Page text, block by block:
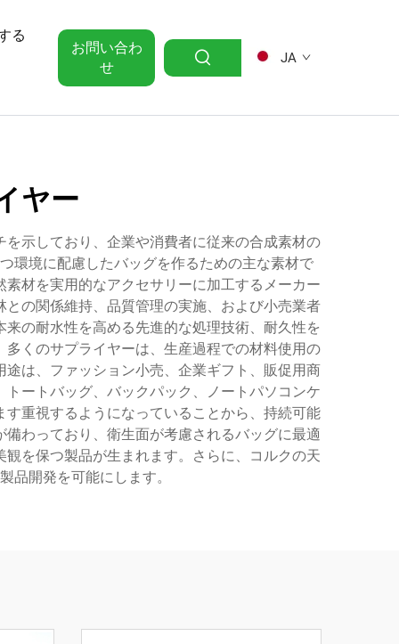
る
お問い合わ
せ
JA
ヤー
示しており、企業や消費者に従来の合成素材の
環境に配慮したバッグを作るための主な素材で
材を実用的なアクセサリーに加工するメーカー
の関係維持、品質管理の実施、および小売業者
の耐水性を高める先進的な処理技術、耐久性を
くのサプライヤーは、生産過程での材料使用の
は、ファッション小売、企業ギフト、販促用商
ートバッグ、バックパック、ノートパソコンケ
重視するようになっていることから、持続可能
わっており、衛生面が考慮されるバッグに最適
を保つ製品が生まれます。さらに、コルクの天
品開発を可能にします。